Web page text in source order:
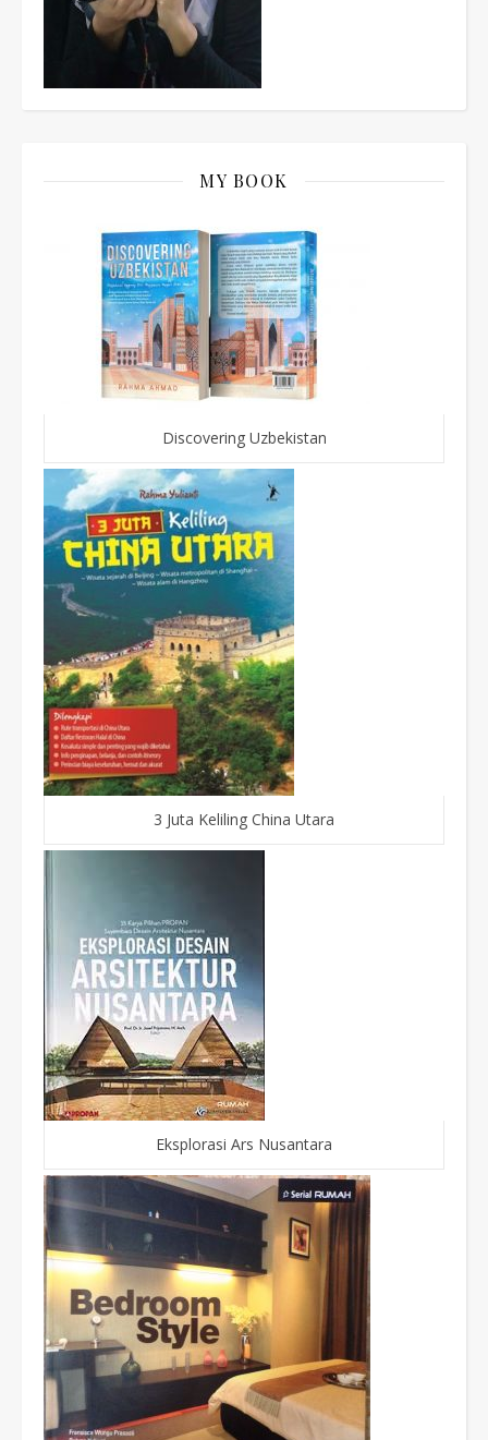
MY BOOK
Discovering Uzbekistan
3 Juta Keliling China Utara
Eksplorasi Ars Nusantara